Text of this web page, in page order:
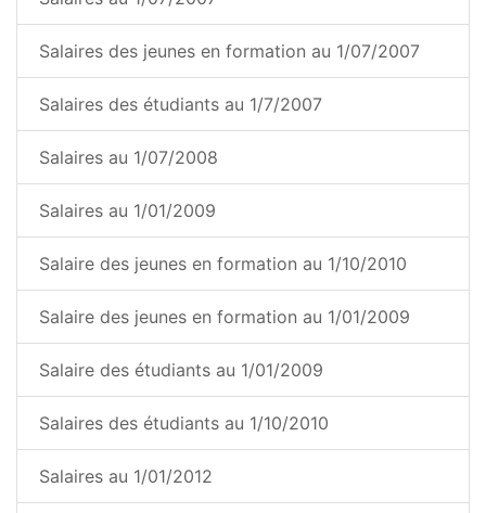
Salaires des jeunes en formation au 1/07/2007
Salaires des étudiants au 1/7/2007
Salaires au 1/07/2008
Salaires au 1/01/2009
Salaire des jeunes en formation au 1/10/2010
Salaire des jeunes en formation au 1/01/2009
Salaire des étudiants au 1/01/2009
Salaires des étudiants au 1/10/2010
Salaires au 1/01/2012